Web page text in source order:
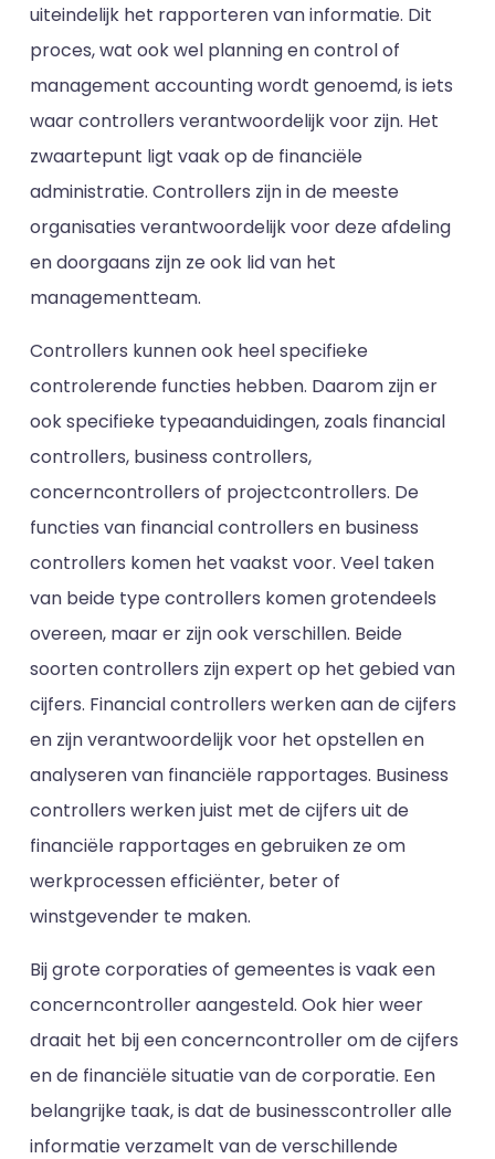
uiteindelijk het rapporteren van informatie. Dit
proces, wat ook wel planning en control of
management accounting wordt genoemd, is iets
waar controllers verantwoordelijk voor zijn. Het
zwaartepunt ligt vaak op de financiële
administratie. Controllers zijn in de meeste
organisaties verantwoordelijk voor deze afdeling
en doorgaans zijn ze ook lid van het
managementteam.
Controllers kunnen ook heel specifieke
controlerende functies hebben. Daarom zijn er
ook specifieke typeaanduidingen, zoals financial
controllers, business controllers,
concerncontrollers of projectcontrollers. De
functies van financial controllers en business
controllers komen het vaakst voor. Veel taken
van beide type controllers komen grotendeels
overeen, maar er zijn ook verschillen. Beide
soorten controllers zijn expert op het gebied van
cijfers. Financial controllers werken aan de cijfers
en zijn verantwoordelijk voor het opstellen en
analyseren van financiële rapportages. Business
controllers werken juist met de cijfers uit de
financiële rapportages en gebruiken ze om
werkprocessen efficiënter, beter of
winstgevender te maken.
Bij grote corporaties of gemeentes is vaak een
concerncontroller aangesteld. Ook hier weer
draait het bij een concerncontroller om de cijfers
en de financiële situatie van de corporatie. Een
belangrijke taak, is dat de businesscontroller alle
informatie verzamelt van de verschillende